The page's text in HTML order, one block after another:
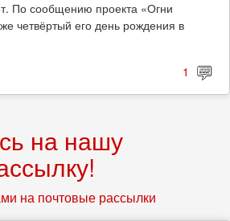
По сообщению проекта «Огни
четвёртый его день рождения в
1
на нашу
на почтовые рассылки